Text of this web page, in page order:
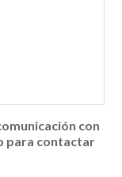
con
para contactar